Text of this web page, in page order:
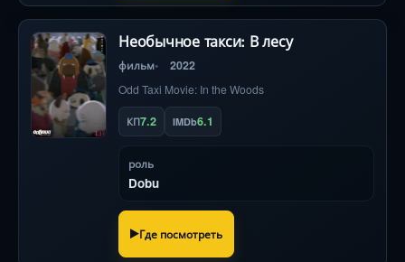
Необычное такси: В лесу
фильм 2022
Odd Taxi Movie: In the Woods
КП7.2 IMDb6.1
роль
Dobu
Где посмотреть